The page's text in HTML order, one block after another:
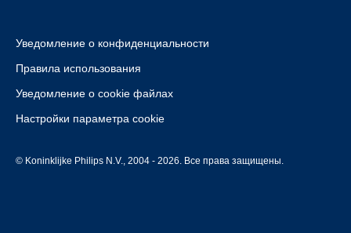
Уведомление о конфиденциальности
Правила использования
Уведомление о cookie файлах
Настройки параметра cookie
© Koninklijke Philips N.V., 2004 - 2026. Все права защищены.